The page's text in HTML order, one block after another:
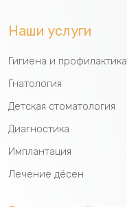
Наши услуги
Гигиена и профилактика
Гнатология
Детская стоматология
Диагностика
Имплантация
Лечение дёсен